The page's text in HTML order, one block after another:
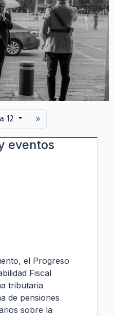
12 »
eventos
el Progreso
Fiscal
tributaria
de pensiones
sobre la